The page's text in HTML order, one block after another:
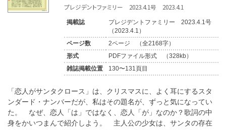
プレジデントファミリー 2023.4.1号 2023.4.1
掲載誌
プレジデントファミリー 2023.4.1号
（2023.4.1）
ページ数
2ページ （全2168字）
形式
PDFファイル形式 （328kb）
雑誌掲載位置
130〜131頁目
「恋人がサンタクロース」は、クリスマスに、よく耳にするスタ
ンダード・ナンバーだが、私はその題名が、ずっと気になってい
た。 なぜ、恋人「は」ではなく、恋人「が」なのか？歌詞の中
身をかいつまんで紹介しよう。 主人公の少女は、サンタの存在